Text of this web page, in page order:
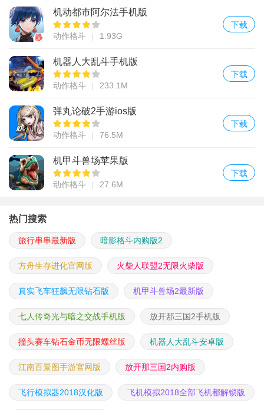
机动都市阿尔法手机版
动作格斗 1.93G
下载
机器人大乱斗手机版
动作格斗 233.1M
下载
弹丸论破2手游ios版
动作格斗 76.5M
下载
机甲斗兽场苹果版
动作格斗 27.6M
下载
热门搜索
旅行串串最新版 暗影格斗内购版2
方舟生存进化官网版 火柴人联盟2无限火柴版
真实飞车狂飙无限钻石版 机甲斗兽场2最新版
七人传奇光与暗之交战手机版 放开那三国2手机版
撞头赛车钻石金币无限螺丝版 机器人大乱斗安卓版
江南百景图手游官网版 放开那三国2内购版
飞行模拟器2018汉化版 飞机模拟2018全部飞机都解锁版